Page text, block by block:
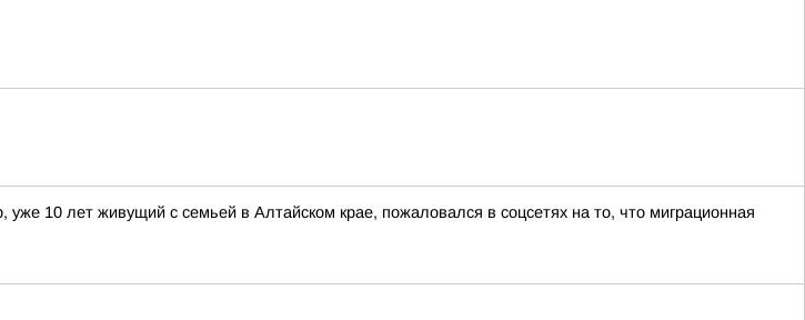
10 лет живущий с семьей в Алтайском крае, пожаловался в соцсетях на то, что миграционная